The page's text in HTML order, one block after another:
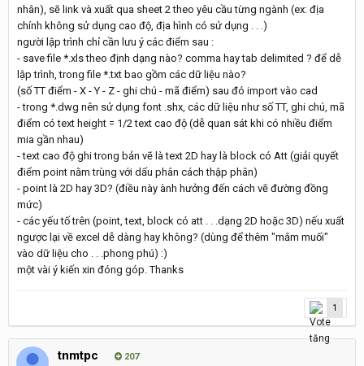
nhân), sẽ link và xuất qua sheet 2 theo yêu cầu từng ngành (ex: địa
chính không sử dụng cao độ, địa hình có sử dụng . . .)
người lập trình chỉ cần lưu ý các điểm sau :
- save file *.xls theo định dạng nào? comma hay tab delimited ? để dễ
lập trình, trong file *.txt bao gồm các dữ liệu nào?
(số TT điểm - X - Y - Z - ghi chú - mã điểm) sau đó import vào cad
- trong *.dwg nên sử dụng font .shx, các dữ liệu như số TT, ghi chú, mã
điểm có text height = 1/2 text cao độ (dễ quan sát khi có nhiều điểm
mia gần nhau)
- text cao độ ghi trong bản vẽ là text 2D hay là block có Att (giải quyết
điểm point nằm trùng với dấu phân cách thập phân)
- point là 2D hay 3D? (điều này ành hưởng đến cách vẽ đường đồng
mức)
- các yếu tố trên (point, text, block có att . . .dạng 2D hoặc 3D) nếu xuất
ngược lại về excel dễ dàng hay không? (dùng để thêm "mắm muối"
vào dữ liệu cho . . .phong phú) :)
một vài ý kiến xin đóng góp. Thanks
1
tnmtpc 207